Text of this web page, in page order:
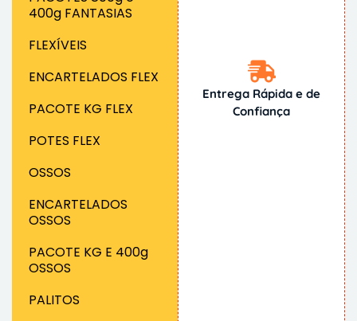
400g FANTASIAS
FLEXÍVEIS
ENCARTELADOS FLEX
PACOTE KG FLEX
POTES FLEX
OSSOS
ENCARTELADOS
OSSOS
PACOTE KG E 400g
OSSOS
PALITOS
Entrega Rápida e de
Confiança